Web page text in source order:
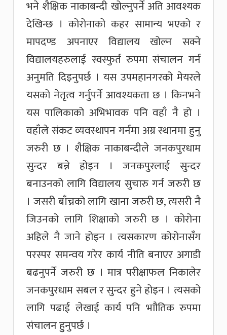
भने शैक्षिक नाकाबन्दी खोल्नुपर्ने अति आवश्यक
देखिन्छ । कोरोनाको कहर सामान्य भएको र
मापदण्ड अपनाएर विद्यालय खोल्न सक्ने
विद्यालयहरुलाई स्वस्फुर्त रुपमा संचालन गर्न
अनुमति दिइनुपर्छ । यस उपमहानगरको मेयरले
यसको नेतृत्व गर्नुपर्ने आवश्यकता छ । किनभने
यस पालिकाको अभिभावक पनि वहाँ नै हो ।
वहाँले संकट व्यवस्थापन गर्नमा अग्र स्थानमा हुनु
जरुरी छ । शैक्षिक नाकाबन्दीले जनकपुरधाम
सुन्दर बन्ने होइन । जनकपुरलाई सुन्दर
बनाउनको लागि विद्यालय सुचारु गर्न जरुरी छ
। जसरी बाँच्नको लागि खाना जरुरी छ, त्यसरी नै
जिउनको लागि शिक्षाको जरुरी छ । कोरोना
अहिले नै जाने होइन । त्यसकारण कोरोनासँग
परस्पर समन्वय गरेर कार्य नीति बनाएर अगाडी
बढनुपर्ने जरुरी छ । मात्र परीक्षाफल निकालेर
जनकपुरधाम सबल र सुन्दर हुने होइन । त्यसको
लागि पढाई लेखाई कार्य पनि भाौतिक रुपमा
संचालन हुुनुपर्छ ।